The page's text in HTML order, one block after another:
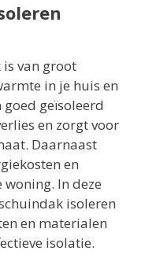
is van groot
in je huis en
goed geïsoleerd
en zorgt voor
Daarnaast
en
In deze
isoleren
en materialen
isolatie.